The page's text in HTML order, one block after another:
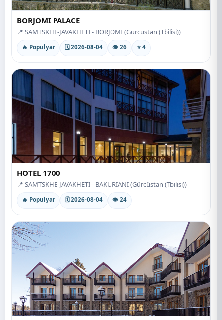
BORJOMI PALACE
📍 SAMTSKHE-JAVAKHETI - BORJOMI (Gürcüstan (Tbilisi))
🔥 Populyar 🗓 2026-08-04 👁 26 ⭐ 4
HOTEL 1700
📍 SAMTSKHE-JAVAKHETI - BAKURIANI (Gürcüstan (Tbilisi))
🔥 Populyar 🗓 2026-08-04 👁 24